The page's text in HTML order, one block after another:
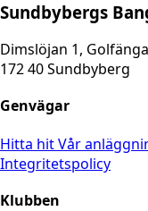
Sundbybergs
Dimslöjan 1,
172 40 Sundbyberg
Genvägar
Hitta hitVår
Integritetspolicy
Klubben